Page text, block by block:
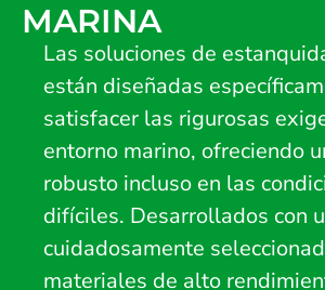
MARINA
Las soluciones de
están diseñadas
satisfacer las rigurosas
entorno marino, ofreciendo
robusto incluso en las
difíciles. Desarrollados con
cuidadosamente
materiales de alto